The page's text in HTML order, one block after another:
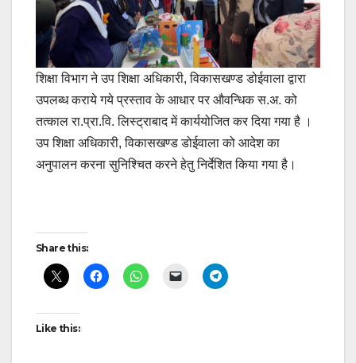
शिक्षा विभाग ने उप शिक्षा अधिकारी, विकासखण्ड डोईवाला द्वारा
उपलब्ध कराये गये प्रस्ताव के आधार पर औवन्धिक स.अ. को
तत्काल रा.प्रा.वि. लिस्ट्राबाद में कार्ययोजित कर दिया गया है ।
उप शिक्षा अधिकारी, विकासखण्ड डोईवाला को आदेश का
अनुपालन करना सुनिश्चित करने हेतु निर्देशित किया गया है।
Post
navigation
Share this:
Like this: